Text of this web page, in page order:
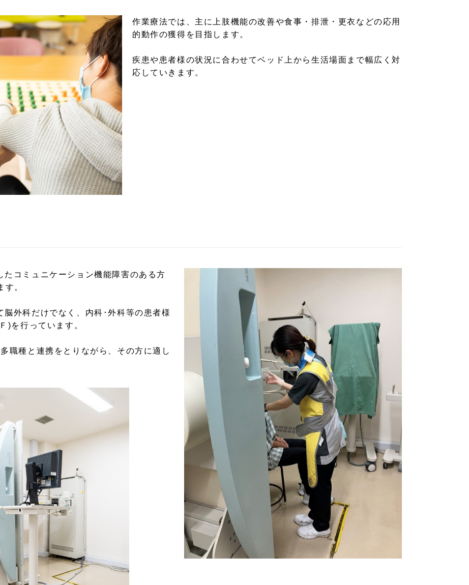
作業療法では、主に上肢機能の改善や食事・排泄・更衣などの応用
的動作の獲得を目指します。
疾患や患者様の状況に合わせてベッド上から生活場面まで幅広く対
応していきます。
コミュニケーション機能障害のある方
す。
外科だけでなく、内科･外科等の患者様
)を行っています。
職種と連携をとりながら、その方に適し